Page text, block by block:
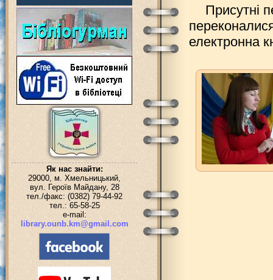
Як нас знайти:
29000, м. Хмельницький,
вул. Героїв Майдану, 28
тел./факс: (0382) 79-44-92
тел.: 65-58-25
e-mail:
library.ounb.km@gmail.com
Присутні
електронна